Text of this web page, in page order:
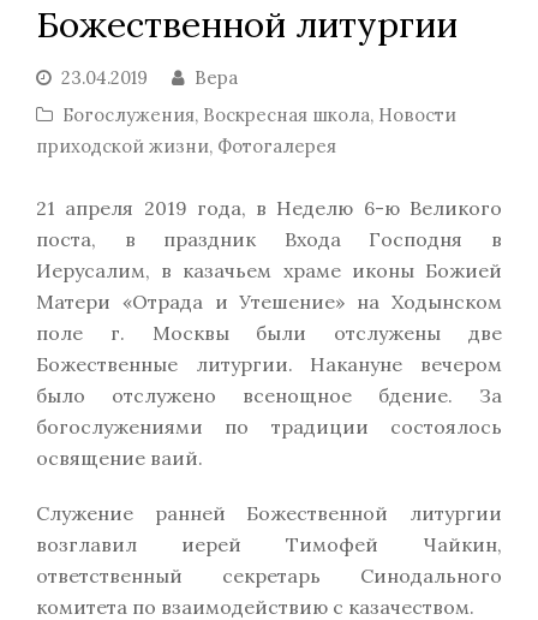
Божественной литургии
23.04.2019
Вера
Богослужения, Воскресная школа, Новости
приходской жизни, Фотогалерея
21 апреля 2019 года, в Неделю 6-ю Великого
поста, в праздник Входа Господня в
Иерусалим, в казачьем храме иконы Божией
Матери «Отрада и Утешение» на Ходынском
поле г. Москвы были отслужены две
Божественные литургии. Накануне вечером
было отслужено всенощное бдение. За
богослужениями по традиции состоялось
освящение ваий.
Служение ранней Божественной литургии
возглавил иерей Тимофей Чайкин,
ответственный секретарь Синодального
комитета по взаимодействию с казачеством.